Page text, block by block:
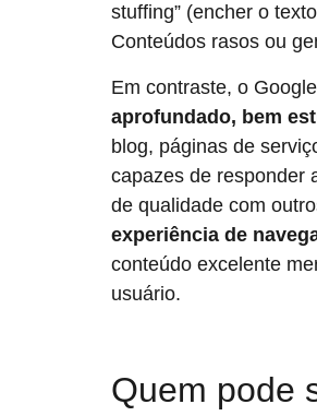
stuffing” (encher o
Conteúdos rasos ou
Em contraste, o
aprofundado, bem
blog, páginas de
capazes de responder
de qualidade com
experiência de
conteúdo excelente
usuário.
Quem pode